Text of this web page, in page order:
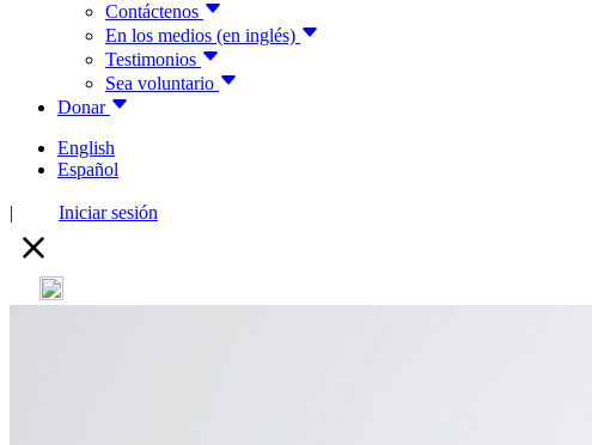
Contáctenos
En los medios (en inglés)
Testimonios
Sea voluntario
Donar
English
Español
| Iniciar sesión